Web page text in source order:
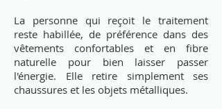
La personne qui reçoit le traitement
reste habillée, de préférence dans des
vêtements confortables et en fibre
naturelle pour bien laisser passer
l'énergie. Elle retire simplement ses
chaussures et les objets métalliques.